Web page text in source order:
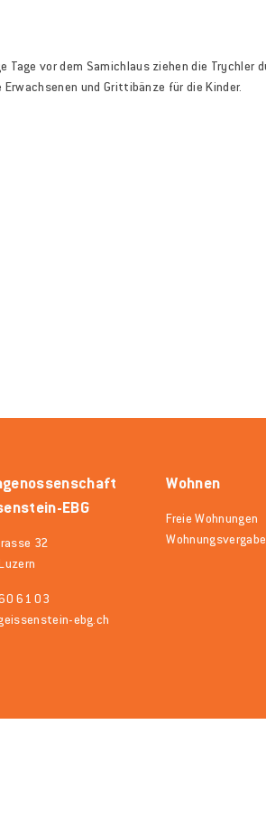
Tage vor dem Samichlaus ziehen die Trychler
Erwachsenen und Grittibänze für die Kinder.
EBG
32
61 03
ebg.ch
Wohnen
Freie Wohnungen
Wohnungsvergabe